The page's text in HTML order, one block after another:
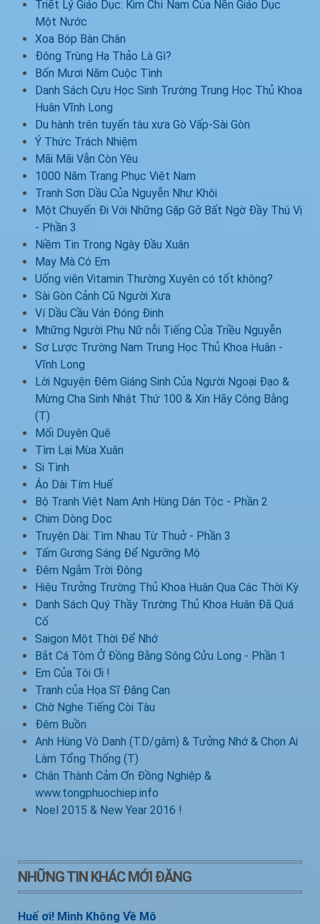
Triết Lý Giáo Dục: Kim Chỉ Nam Của Nền Giáo Dục
Một Nước
Xoa Bóp Bàn Chân
Đông Trùng Hạ Thảo Là Gì?
Bốn Mươi Năm Cuộc Tình
Danh Sách Cựu Học Sinh Trường Trung Học Thủ Khoa
Huân Vĩnh Long
Du hành trên tuyến tàu xưa Gò Vấp-Sài Gòn
Ý Thức Trách Nhiệm
Mãi Mãi Vẫn Còn Yêu
1000 Năm Trang Phục Việt Nam
Tranh Sơn Dầu Của Nguyễn Như Khôi
Một Chuyến Đi Với Những Gặp Gỡ Bất Ngờ Đầy Thú Vị
- Phần 3
Niềm Tin Trong Ngày Đầu Xuân
May Mà Có Em
Uống viên Vitamin Thường Xuyên có tốt không?
Sài Gòn Cảnh Cũ Người Xưa
Ví Dầu Cầu Ván Đóng Đinh
Mhững Người Phụ Nữ nỗi Tiếng Của Triều Nguyễn
Sơ Lược Trường Nam Trung Học Thủ Khoa Huân -
Vĩnh Long
Lời Nguyện Đêm Giáng Sinh Của Người Ngoại Đạo &
Mừng Cha Sinh Nhật Thứ 100 & Xin Hãy Công Bằng
(T)
Mối Duyên Quê
Tìm Lại Mùa Xuân
Si Tình
Áo Dài Tím Huế
Bộ Tranh Việt Nam Anh Hùng Dân Tộc - Phần 2
Chim Dòng Dọc
Truyện Dài: Tìm Nhau Từ Thuở - Phần 3
Tấm Gương Sáng Để Ngưỡng Mộ
Đêm Ngắm Trời Đông
Hiệu Trưởng Trường Thủ Khoa Huân Qua Các Thời Kỳ
Danh Sách Quý Thầy Trường Thủ Khoa Huân Đã Quá
Cố
Saigon Một Thời Để Nhớ
Bắt Cá Tôm Ở Đồng Bằng Sông Cửu Long - Phần 1
Em Của Tôi Ơi !
Tranh của Họa Sĩ Đặng Can
Chờ Nghe Tiếng Còi Tàu
Đêm Buồn
Anh Hùng Vô Danh (T.D/gâm) & Tưởng Nhớ & Chọn Ai
Làm Tổng Thống (T)
Chân Thành Cảm Ơn Đồng Nghiệp &
www.tongphuochiep.info
Noel 2015 & New Year 2016 !
NHỮNG TIN KHÁC MỚI ĐĂNG
Huế ơi! Mình Không Về Mô